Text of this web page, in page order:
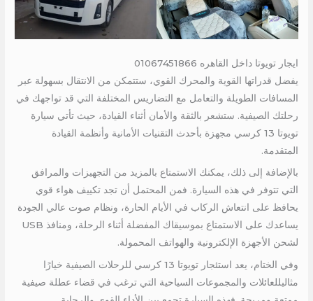
ايجار تويوتا داخل القاهره 01067451866
يفضل قدراتها القوية والمحرك القوي، ستتمكن من الانتقال بسهولة عبر
المسافات الطويلة والتعامل مع التضاريس المختلفة التي قد تواجهك في
رحلتك الصيفية. ستشعر بالثقة والأمان أثناء القيادة، حيث تأتي سيارة
تويوتا 13 كرسي مجهزة بأحدث التقنيات الأمانية وأنظمة القيادة
المتقدمة.
بالإضافة إلى ذلك، يمكنك الاستمتاع بالمزيد من التجهيزات والمرافق
التي تتوفر في هذه السيارة. فمن المحتمل أن تجد تكييف هواء قوي
يحافظ على انتعاش الركاب في الأيام الحارة، ونظام صوت عالي الجودة
يساعدك على الاستمتاع بموسيقاك المفضلة أثناء الرحلة، ومنافذ USB
لشحن الأجهزة الإلكترونية والهواتف المحمولة.
وفي الختام، يعد استئجار تويوتا 13 كرسي للرحلات الصيفية خيارًا
مثاليللعائلات والمجموعات السياحية التي ترغب في قضاء عطلة صيفية